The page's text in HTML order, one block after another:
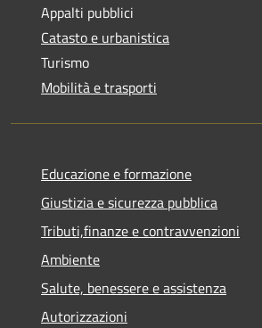
Appalti pubblici
Catasto e urbanistica
Turismo
Mobilità e trasporti
Educazione e formazione
Giustizia e sicurezza pubblica
Tributi,finanze e contravvenzioni
Ambiente
Salute, benessere e assistenza
Autorizzazioni